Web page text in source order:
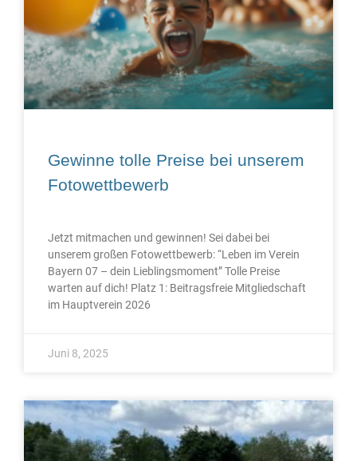
Gewinne tolle Preise bei unserem
Fotowettbewerb
Jetzt mitmachen und gewinnen! Sei dabei bei
unserem großen Fotowettbewerb: “Leben im Verein
Bayern 07 – dein Lieblingsmoment” Tolle Preise
warten auf dich! Platz 1: Beitragsfreie Mitgliedschaft
im Hauptverein 2026
Juni 8, 2025